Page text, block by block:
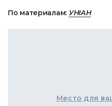
По материалам: УНІАН
Место для